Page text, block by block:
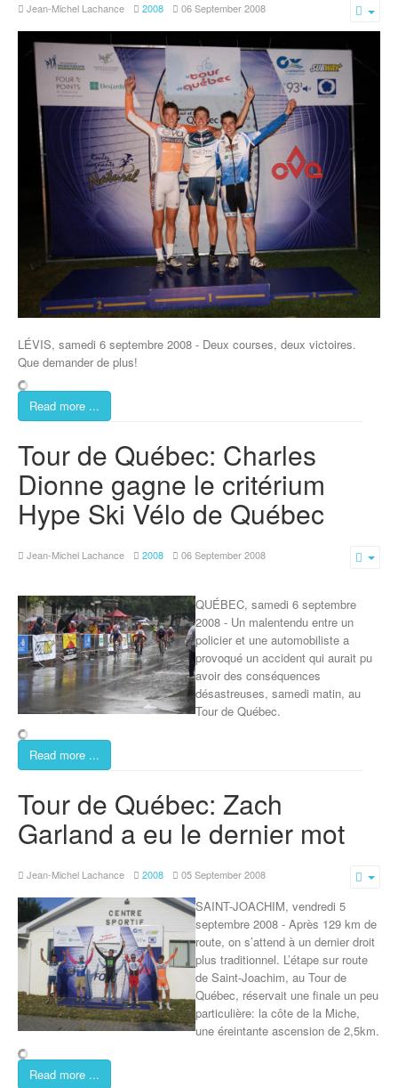
Jean-Michel Lachance 2008 06 September 2008
LÉVIS, samedi 6 septembre 2008 - Deux courses, deux victoires.
Que demander de plus!
Read more ...
Tour de Québec: Charles
Dionne gagne le critérium
Hype Ski Vélo de Québec
Jean-Michel Lachance 2008 06 September 2008
QUÉBEC, samedi 6 septembre
2008 - Un malentendu entre un
policier et une automobiliste a
provoqué un accident qui aurait pu
avoir des conséquences
désastreuses, samedi matin, au
Tour de Québec.
Read more ...
Tour de Québec: Zach
Garland a eu le dernier mot
Jean-Michel Lachance 2008 05 September 2008
SAINT-JOACHIM, vendredi 5
septembre 2008 - Après 129 km de
route, on s’attend à un dernier droit
plus traditionnel. L’étape sur route
de Saint-Joachim, au Tour de
Québec, réservait une finale un peu
particulière: la côte de la Miche,
une éreintante ascension de 2,5km.
Read more ...